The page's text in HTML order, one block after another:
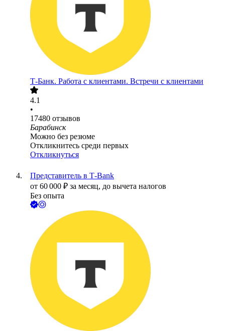
Т-Банк. Работа с клиентами. Встречи с клиентами
4.1
•
17480 отзывов
Барабинск
Можно без резюме
Откликнитесь среди первых
Откликнуться
Представитель в Т-Bank
от 60 000 ₽ за месяц, до вычета налогов
Без опыта